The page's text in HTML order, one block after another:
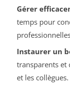
Gérer
temps pour
Instaurer un
transparents et
et les collègues.